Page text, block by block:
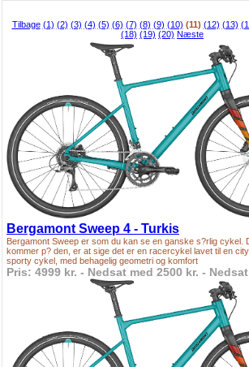
Tilbage (1) (2) (3) (4) (5) (6) (7) (8) (9) (10) (11) (12) (13)
(18) (19) (20) Næste
Bergamont Sweep 4 - Turkis
Bergamont Sweep er som du kan se en ganske s?rlig cykel.
kommer p? den, er at sige det er en racercykel lavet til en
sporty cykel, med behagelig geometri og komfort
Pris: 4999 kr. - Nedsat med 2500 kr. -